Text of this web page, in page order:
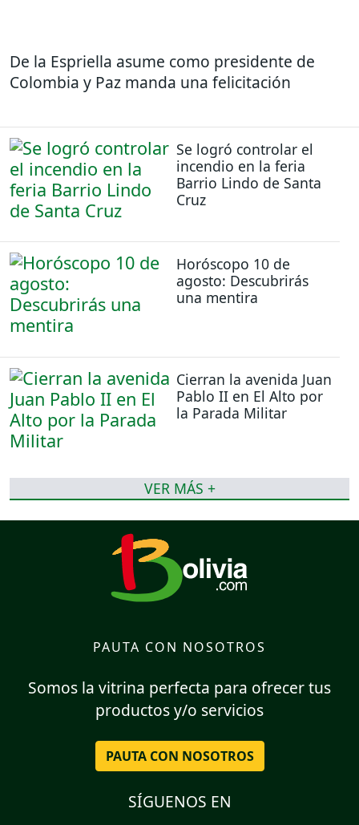
De la Espriella asume como presidente de
Colombia y Paz manda una felicitación
Se logró controlar el
incendio en la feria
Barrio Lindo de Santa
Cruz
Horóscopo 10 de
agosto: Descubrirás
una mentira
Cierran la avenida Juan
Pablo II en El Alto por
la Parada Militar
VER MÁS +
PAUTA CON NOSOTROS
Somos la vitrina perfecta para ofrecer tus
productos y/o servicios
PAUTA CON NOSOTROS
SÍGUENOS EN